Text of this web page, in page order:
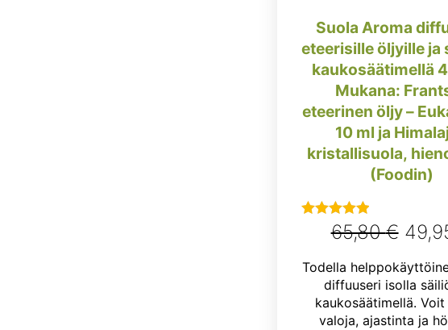
Suola Aroma
eteerisille öljyille ja
kaukosäätimellä
Mukana:
eteerinen öljy –
10 ml ja
kristallisuola,
(Foodin)
Arvostelu
tuotteesta:
5.00/ 5
65,80€
hinta
oli:
Todella
diffuuseri isolla
kaukosäätimellä. Voit
valoja, ajastinta ja